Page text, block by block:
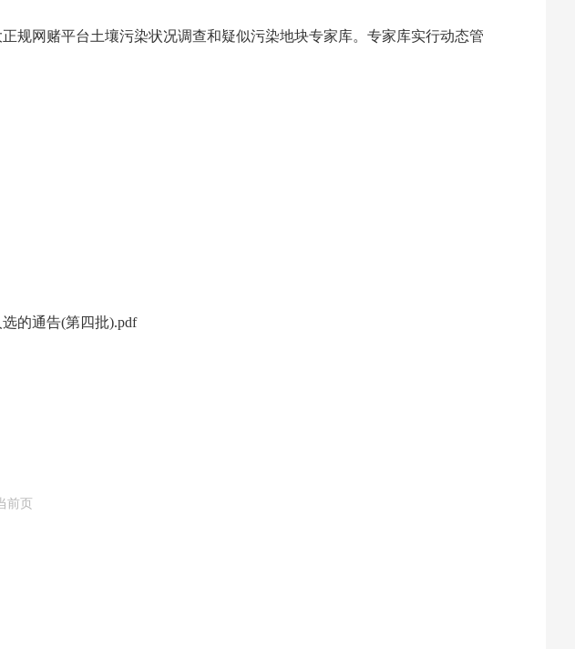
规网赌平台土壤污染状况调查和疑似污染地块专家库。专家库实行动态管
的通告(第四批).pdf
前页